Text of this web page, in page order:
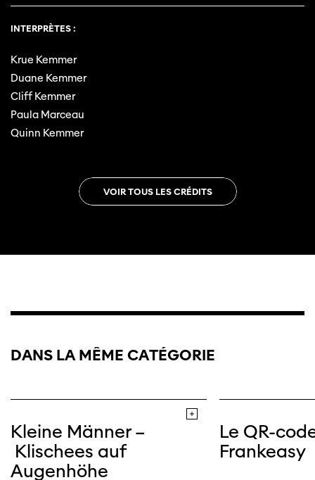
INTERPRÈTES :
Krue Kemmer
Duane Kemmer
Cliff Kemmer
Paula Marceau
Quinn Kemmer
VOIR TOUS LES CRÉDITS
DANS LA MÊME CATÉGORIE
Kleine Männer –
Klischees auf
Augenhöhe
Le QR-
Frankeasy